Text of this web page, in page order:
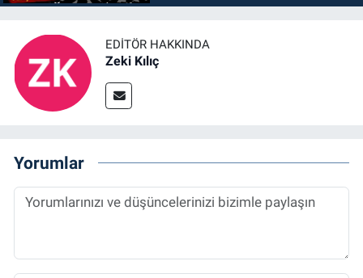
EDITÖR HAKKINDA
Zeki Kılıç
Yorumlar